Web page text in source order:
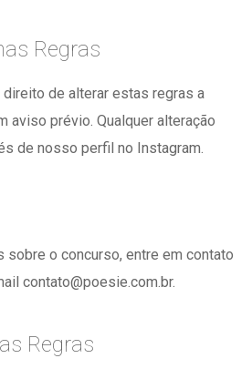
Regras
de alterar estas regras a
aviso prévio. Qualquer alteração
de nosso perfil no Instagram.
sobre o concurso, entre em contato
contato@poesie.com.br.
Regras